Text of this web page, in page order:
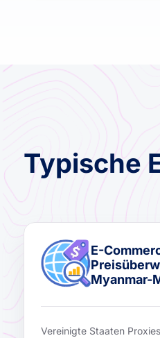
Typische
E-
Myanmar-
Vereinigte Staaten